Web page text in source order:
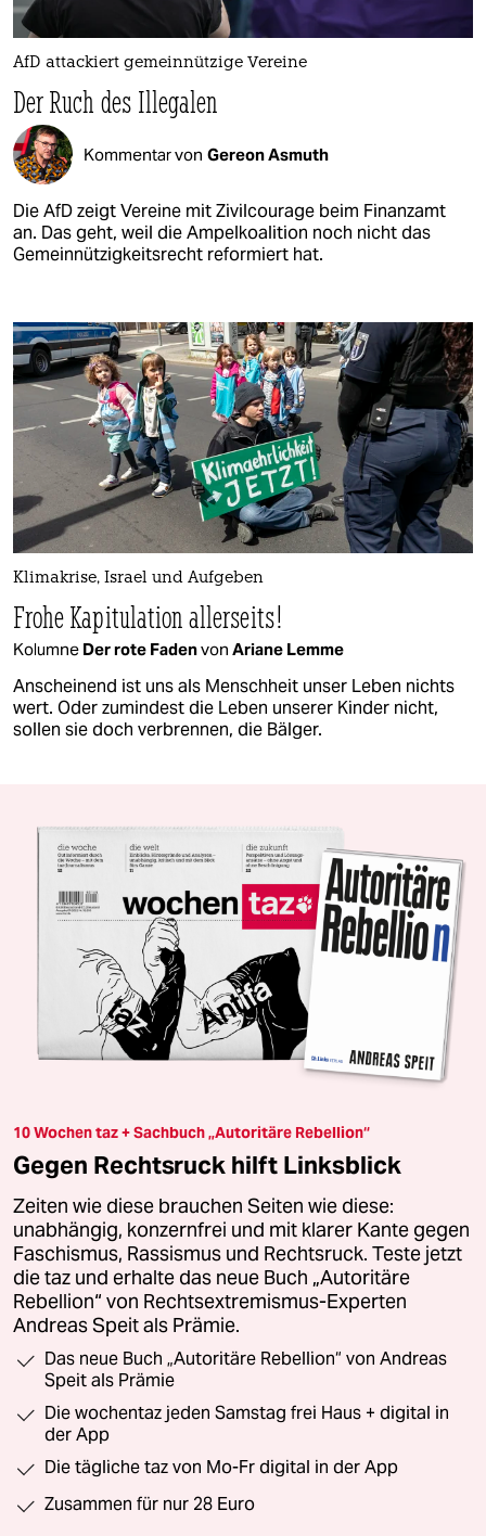
AfD attackiert gemeinnützige Vereine
Der Ruch des Illegalen
Kommentar von Gereon Asmuth
Die AfD zeigt Vereine mit Zivilcourage beim Finanzamt
an. Das geht, weil die Ampelkoalition noch nicht das
Gemeinnützigkeitsrecht reformiert hat.
Klimakrise, Israel und Aufgeben
Frohe Kapitulation allerseits!
Kolumne Der rote Fadenvon Ariane Lemme
Anscheinend ist uns als Menschheit unser Leben nichts
wert. Oder zumindest die Leben unserer Kinder nicht,
sollen sie doch verbrennen, die Bälger.
10 Wochen taz + Sachbuch „Autoritäre Rebellion“
Gegen Rechtsruck hilft Linksblick
Zeiten wie diese brauchen Seiten wie diese:
unabhängig, konzernfrei und mit klarer Kante gegen
Faschismus, Rassismus und Rechtsruck. Teste jetzt
die taz und erhalte das neue Buch „Autoritäre
Rebellion“ von Rechtsextremismus-Experten
Andreas Speit als Prämie.
Das neue Buch „Autoritäre Rebellion“ von Andreas
Speit als Prämie
Die wochentaz jeden Samstag frei Haus + digital in
der App
Die tägliche taz von Mo-Fr digital in der App
Zusammen für nur 28 Euro